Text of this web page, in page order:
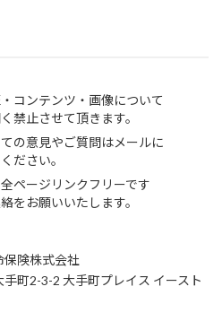
コンテンツ・画像について
禁止させて頂きます。
の意見やご質問はメールに
ださい。
ページリンクフリーです
をお願いいたします。
険株式会社
町2-3-2 大手町プレイス イースト